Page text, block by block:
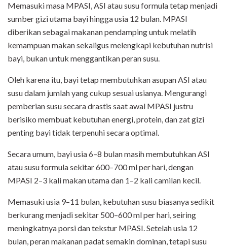
Memasuki masa MPASI, ASI atau susu formula tetap menjadi
sumber gizi utama bayi hingga usia 12 bulan. MPASI
diberikan sebagai makanan pendamping untuk melatih
kemampuan makan sekaligus melengkapi kebutuhan nutrisi
bayi, bukan untuk menggantikan peran susu.
Oleh karena itu, bayi tetap membutuhkan asupan ASI atau
susu dalam jumlah yang cukup sesuai usianya. Mengurangi
pemberian susu secara drastis saat awal MPASI justru
berisiko membuat kebutuhan energi, protein, dan zat gizi
penting bayi tidak terpenuhi secara optimal.
Secara umum, bayi usia 6–8 bulan masih membutuhkan ASI
atau susu formula sekitar 600–700 ml per hari, dengan
MPASI 2–3 kali makan utama dan 1–2 kali camilan kecil.
Memasuki usia 9–11 bulan, kebutuhan susu biasanya sedikit
berkurang menjadi sekitar 500–600 ml per hari, seiring
meningkatnya porsi dan tekstur MPASI. Setelah usia 12
bulan, peran makanan padat semakin dominan, tetapi susu